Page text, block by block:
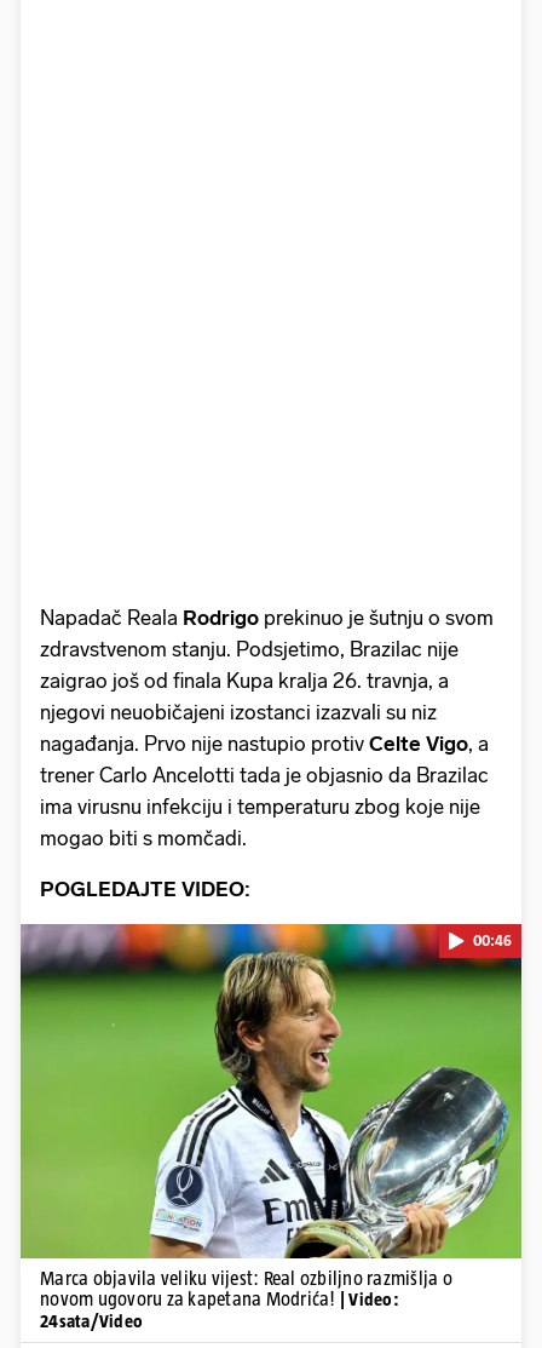
Napadač Reala Rodrigo prekinuo je šutnju o svom
zdravstvenom stanju. Podsjetimo, Brazilac nije
zaigrao još od finala Kupa kralja 26. travnja, a
njegovi neuobičajeni izostanci izazvali su niz
nagađanja. Prvo nije nastupio protiv Celte Vigo, a
trener Carlo Ancelotti tada je objasnio da Brazilac
ima virusnu infekciju i temperaturu zbog koje nije
mogao biti s momčadi.
POGLEDAJTE VIDEO:
Pokretanje videa...
00:46
Marca objavila veliku vijest: Real ozbiljno razmišlja o
novom ugovoru za kapetana Modrića!
| Video:
24sata/Video